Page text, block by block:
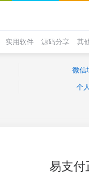
实用软件 源码分享 其
微信
个
易支付